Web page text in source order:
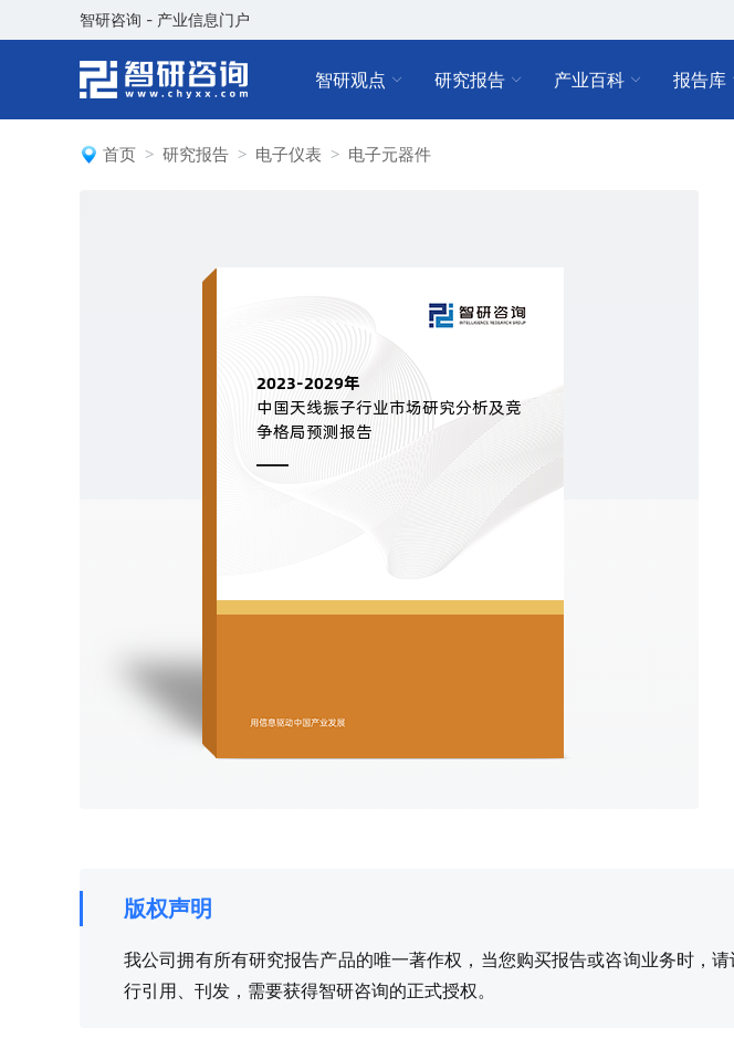
智研咨询 - 产业信息门户
智研观点 研究报告 产业百科 报告库
首页 研究报告 电子仪表 电子元器件
版权声明
我公司拥有所有研究报告产品的唯一著作权，当您购买报告或咨询业务时，
行引用、刊发，需要获得智研咨询的正式授权。